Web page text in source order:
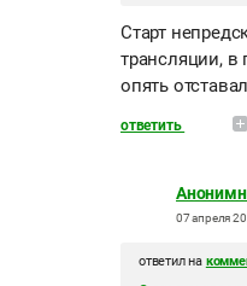
Старт
трансляции,
опять
ответить
07 апреля
ответил на